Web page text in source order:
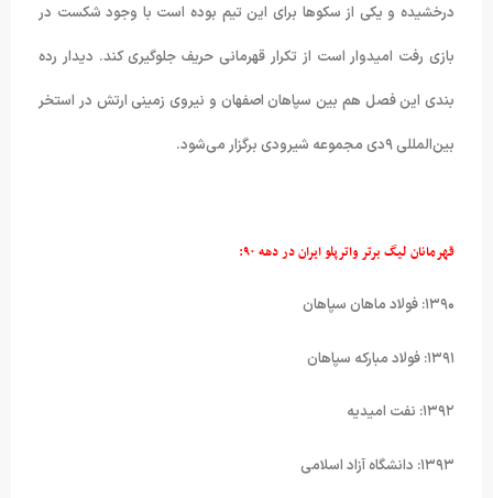
درخشیده و یکی از سکوها برای این تیم بوده است با وجود شکست در
بازی رفت امیدوار است از تکرار قهرمانی حریف جلوگیری کند. دیدار رده
بندی این فصل هم بین سپاهان اصفهان و نیروی زمینی ارتش در استخر
بین‌المللی ۹دی مجموعه شیرودی برگزار می‌شود.
قهرمانان لیگ برتر واترپلو ایران در دهه۹۰:
۱۳۹۰: فولاد ماهان سپاهان
۱۳۹۱: فولاد مبارکه سپاهان
۱۳۹۲: نفت امیدیه
۱۳۹۳: دانشگاه آزاد اسلامی